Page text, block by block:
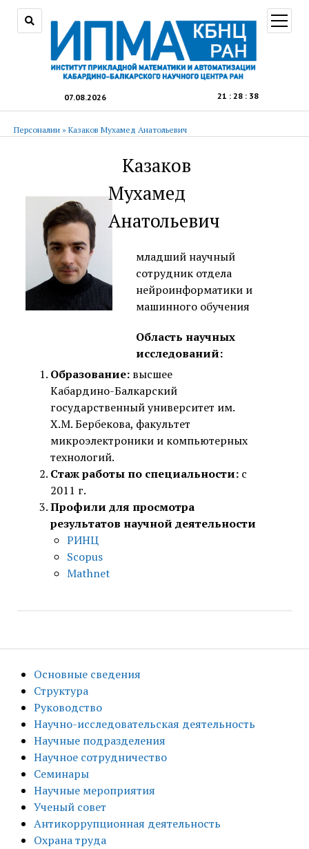
07.08.2026 21 : 28 : 38
меню
Основные сведения
Структура
Руководство
Научно-исследовательская деятельность
Научные подразделения
Научное сотрудничество
Семинары
Научные мероприятия
Ученый совет
Антикоррупционная деятельность
Охрана труда
Персоналии » Казаков Мухамед Анатольевич
Казаков
Мухамед
Анатольевич
младший научный
сотрудник отдела
нейроинформатики и
машинного обучения
Область научных
исследований:
Образование:высшее
Кабардино-Балкарский
государственный университет им.
Х.М. Бербекова, факультет
микроэлектроники и компьютерных
технологий.
Стаж работы по специальности:с
2011 г.
Профили для просмотра
результатов научной деятельности
РИНЦ
Scopus
Mathnet